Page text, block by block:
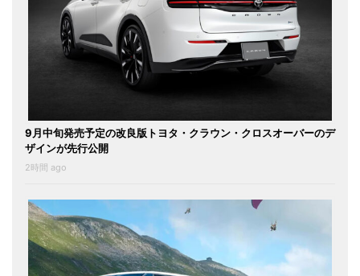
9月中旬発売予定の改良版トヨタ・クラウン・クロスオーバーのデ
ザインが先行公開
2時間 ago